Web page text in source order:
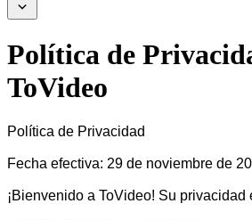
Política de
ToVideo
Política de Privacidad
Fecha efectiva: 29 de noviembre de
¡Bienvenido a ToVideo! Su